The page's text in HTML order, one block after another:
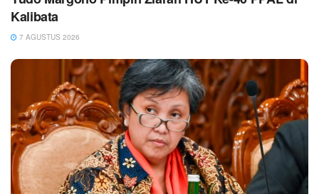
Kalibata
7 AGUSTUS 2026